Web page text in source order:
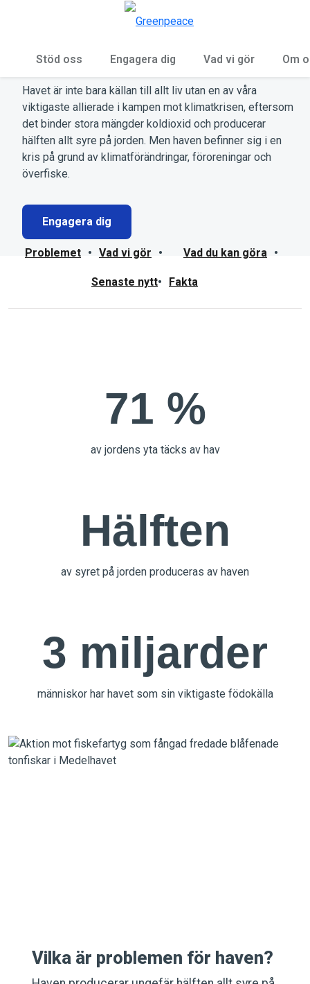
Stöd oss Engagera dig Vad vi gör Om
Hav
Havet är inte bara källan till allt liv utan en av våra
viktigaste allierade i kampen mot klimatkrisen, eftersom
det binder stora mängder koldioxid och producerar
hälften allt syre på jorden. Men haven befinner sig i en
kris på grund av klimatförändringar, föroreningar och
överfiske.
Engagera dig
Problemet • Vad vi gör • Vad du kan göra •
Senaste nytt• Fakta
71 %
av jordens yta täcks av hav
Hälften
av syret på jorden produceras av haven
3 miljarder
människor har havet som sin viktigaste födokälla
Vilka är problemen för haven?